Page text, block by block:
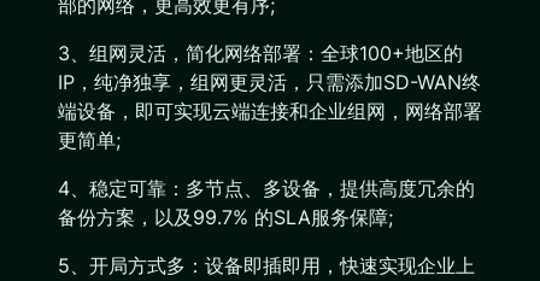
部的网络，更高效更有序;
3、组网灵活，简化网络部署：全球100+地区的
IP，纯净独享，组网更灵活，只需添加SD-WAN终
端设备，即可实现云端连接和企业组网，网络部署
更简单;
4、稳定可靠：多节点、多设备，提供高度冗余的
备份方案，以及99.7% 的SLA服务保障;
5、开局方式多：设备即插即用，快速实现企业上